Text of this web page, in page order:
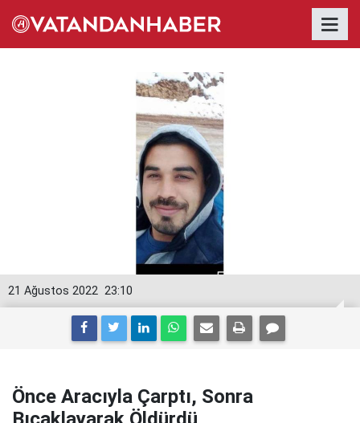
23:10
21 Ağustos 2022
Önce Aracıyla Çarptı, Sonra